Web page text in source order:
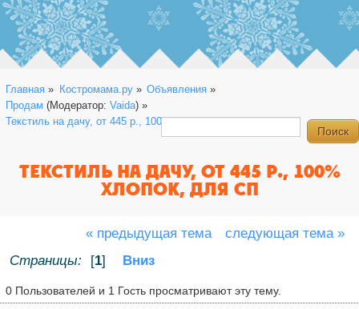
Главная » Костромама.ру» Объявления »
Продам (Модератор: Vaida) »
Текстиль на дачу, от 445 р., 100% хлопок, для СП
ТЕКСТИЛЬ НА ДАЧУ, ОТ 445 Р., 100%
ХЛОПОК, ДЛЯ СП
« предыдущая тема
следующая тема »
Страницы:
[1] Вниз
0 Пользователей и 1 Гость просматривают эту тему.